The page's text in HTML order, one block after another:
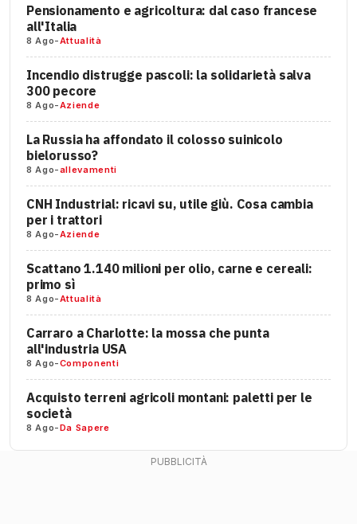
Pensionamento e agricoltura: dal caso francese
all'Italia
8 Ago-Attualità
Incendio distrugge pascoli: la solidarietà salva
300 pecore
8 Ago-Aziende
La Russia ha affondato il colosso suinicolo
bielorusso?
8 Ago-allevamenti
CNH Industrial: ricavi su, utile giù. Cosa cambia
per i trattori
8 Ago-Aziende
Scattano 1.140 milioni per olio, carne e cereali:
primo sì
8 Ago-Attualità
Carraro a Charlotte: la mossa che punta
all'industria USA
8 Ago-Componenti
Acquisto terreni agricoli montani: paletti per le
società
8 Ago-Da Sapere